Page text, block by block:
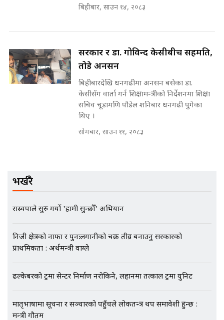
पूर्व मन्त्री रञ्जिता || SIDHAKURA
||
मन्त्रीले घुस डिल गरेको अडियो ! दुई झोला
नोट मन्त्रीलाई घुस | SIDHAKURA |
SIDHAKURA INVESTIGATION |
गोप्य अडियो र म्यासेज, गृह मन्त्रालय
अर्ब बढी घुस!|| SIDHAKURA ||
बिहीबार, साउन १४, २०८३
सरकार र डा. गोविन्द केसीबीच सहमति,
तोडे अनसन
बिहीबारदेखि धनगढीमा अनसन बसेका डा.
केसीसँग वार्ता गर्न शिक्षामन्त्रीको निर्देशनमा शिक्षा
सचिव चूडामणि पौडेल शनिबार धनगढी पुगेका
थिए ।
सोमबार, साउन ११, २०८३
भर्खरै
रास्वपाले सुरु गर्यो 'हामी सुन्छौँ' अभियान
निजी क्षेत्रको नाफा र पुनःलगानीको चक्र तीव्र बनाउनु सरकारको
प्राथमिकता : अर्थमन्त्री वाग्ले
ढल्केबरको ट्रमा सेन्टर निर्माण नरोकिने, लहानमा तत्काल ट्रमा युनिट
मातृभाषामा सूचना र सञ्चारको पहुँचले लोकतन्त्र थप समावेशी हुन्छ :
मन्त्री गौतम